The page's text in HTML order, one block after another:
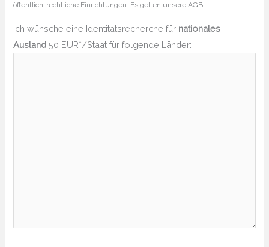
öffentlich-rechtliche Einrichtungen. Es gelten unsere AGB.
Ich wünsche eine Identitätsrecherche für nationales
Ausland 50 EUR*/Staat für folgende Länder: